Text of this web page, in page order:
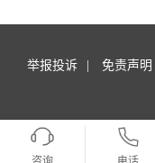
举报投诉 免责声明
Copyright © 商梦外包. All